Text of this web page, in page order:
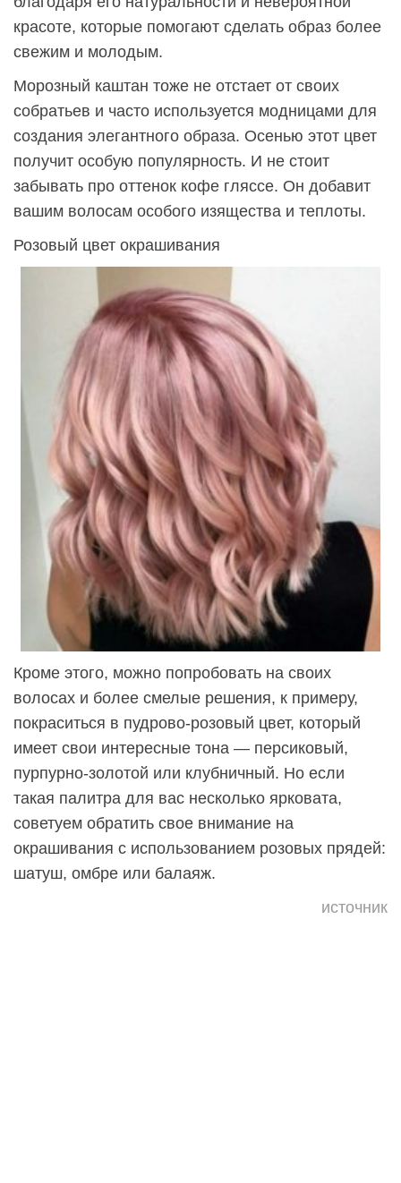
красоте, которые помогают сделать образ более
свежим и молодым.
Морозный каштан тоже не отстает от своих
собратьев и часто используется модницами для
создания элегантного образа. Осенью этот цвет
получит особую популярность. И не стоит
забывать про оттенок кофе гляссе. Он добавит
вашим волосам особого изящества и теплоты.
Розовый цвет окрашивания
Кроме этого, можно попробовать на своих
волосах и более смелые решения, к примеру,
покраситься в пудрово-розовый цвет, который
имеет свои интересные тона — персиковый,
пурпурно-золотой или клубничный. Но если
такая палитра для вас несколько ярковата,
советуем обратить свое внимание на
окрашивания с использованием розовых прядей:
шатуш, омбре или балаяж.
источник